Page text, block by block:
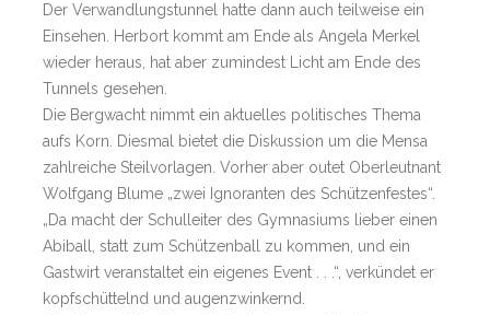
Der Verwandlungstunnel hatte dann auch teilweise ein
Einsehen. Herbort kommt am Ende als Angela Merkel
wieder heraus, hat aber zumindest Licht am Ende des
Tunnels gesehen.
Die Bergwacht nimmt ein aktuelles politisches Thema
aufs Korn. Diesmal bietet die Diskussion um die Mensa
zahlreiche Steilvorlagen. Vorher aber outet Oberleutnant
Wolfgang Blume „zwei Ignoranten des Schützenfestes“.
„Da macht der Schulleiter des Gymnasiums lieber einen
Abiball, statt zum Schützenball zu kommen, und ein
Gastwirt veranstaltet ein eigenes Event . . .“, verkündet er
kopfschüttelnd und augenzwinkernd.